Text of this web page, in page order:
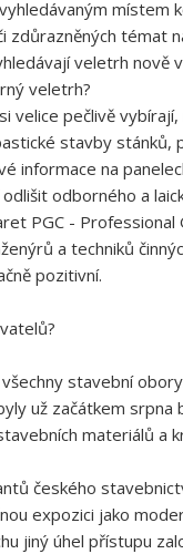
místem
témat
veletrh
veletrh?
pečlivě
stavby
informace na
odborného a
PGC -
a techniků
pozitivní.
stavební
už začátkem
materiálů a
českého
expozici jako
jiný úhel přístupu